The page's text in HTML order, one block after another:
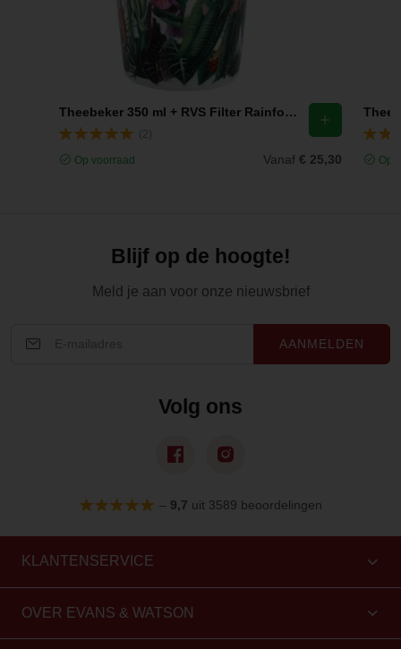
Theebeker 350 ml + RVS Filter Rainforest TeaEve
Op voorraad Vanaf € 25,30 Op
Blijf op de hoogte!
Meld je aan voor onze nieuwsbrief
AANMELDEN
Volg ons
– 9,7 uit 3589 beoordelingen
KLANTENSERVICE
OVER EVANS & WATSON